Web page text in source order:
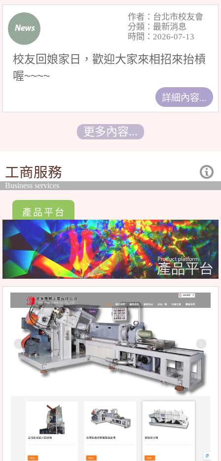
詳細內容...
作者：台北市校友會
分類：最新消息
時間：2026-07-13
校友回娘家日，歡迎大家來相招來抬槓
喔~~~~
更多內容...
工商服務
Business services
產品平台